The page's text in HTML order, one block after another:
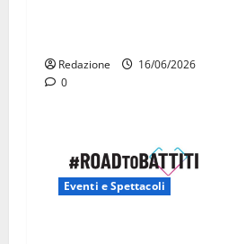
Redazione
16/06/2026
0
Eventi e Spettacoli